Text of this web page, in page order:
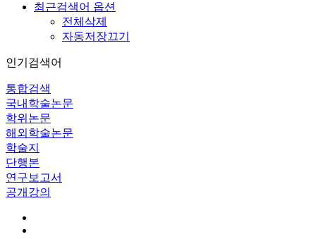
최근검색어 옵션
전체삭제
자동저장끄기
인기검색어
통합검색
국내학술논문
학위논문
해외학술논문
학술지
단행본
연구보고서
공개강의